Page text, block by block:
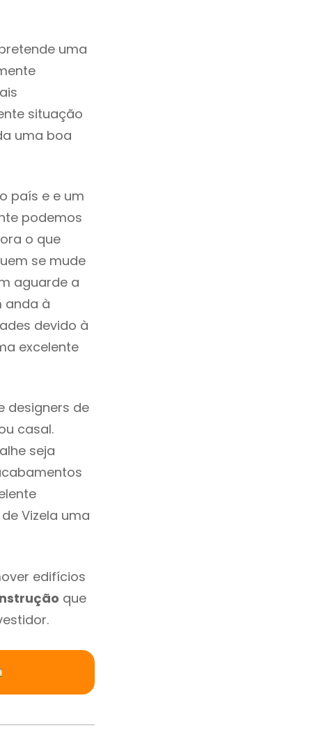
uma
situação
uma boa
país e e um
podemos
o que
se mude
aguarde a
anda à
devido à
excelente
designers de
casal.
seja
Vizela uma
edifícios
que